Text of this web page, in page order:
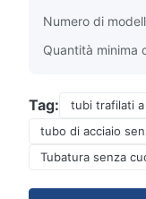
Numero di
Quantità minima
Tag:
tubi trafilati
tubo di acciaio
Tubatura senza